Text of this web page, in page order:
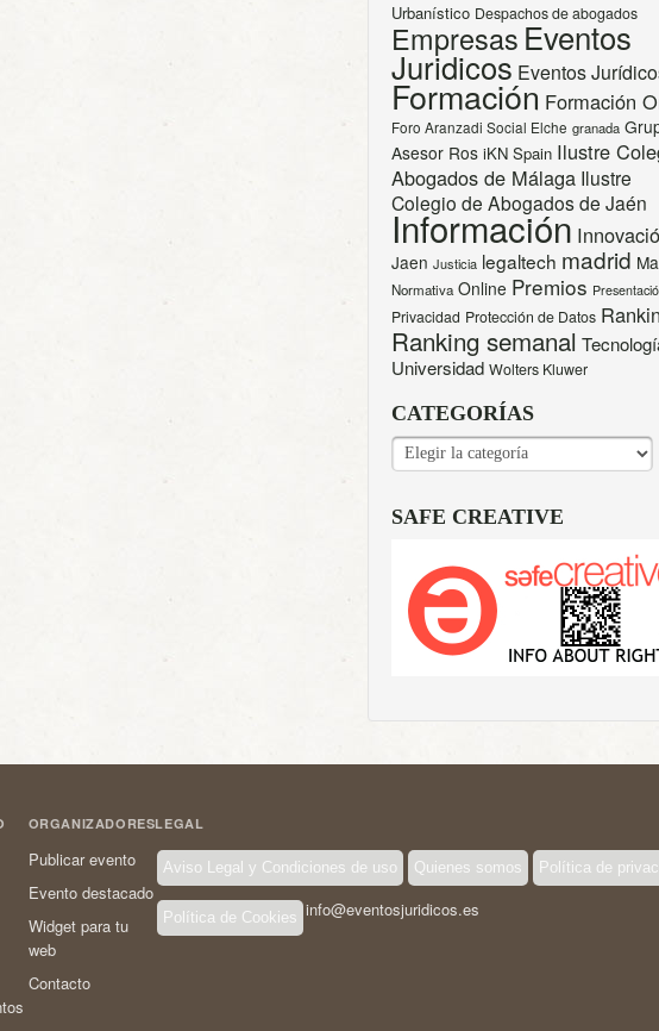
Urbanístico Despachos de abogados
Empresas Eventos
Juridicos Eventos
Formación Formación
Foro Aranzadi Social Elche granada
Asesor Ros iKN Spain Ilustre
Abogados de Málaga Ilustre
Colegio de Abogados de Jaén
Información
Jaen Justicia legaltech madrid
Normativa Online Premios
Privacidad Protección de Datos
Ranking semanal
Universidad Wolters Kluwer
CATEGORÍAS
CATEGORÍAS
SAFE CREATIVE
ORGANIZADORES
Publicar evento
Evento destacado
Widget para tu
web
Contacto
LEGAL
Aviso Legal y Condiciones de uso Quienes somos Política de
Política de Cookies info@eventosjuridicos.es